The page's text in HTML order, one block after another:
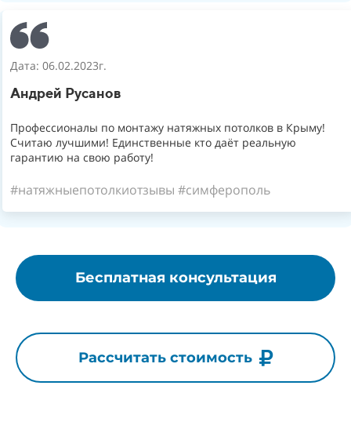
Дата: 06.02.2023г.
Андрей Русанов
Профессионалы по монтажу натяжных потолков в Крыму!
Считаю лучшими! Единственные кто даёт реальную
гарантию на свою работу!
#натяжныепотолкиотзывы #симферополь
Бесплатная консультация
Рассчитать стоимость